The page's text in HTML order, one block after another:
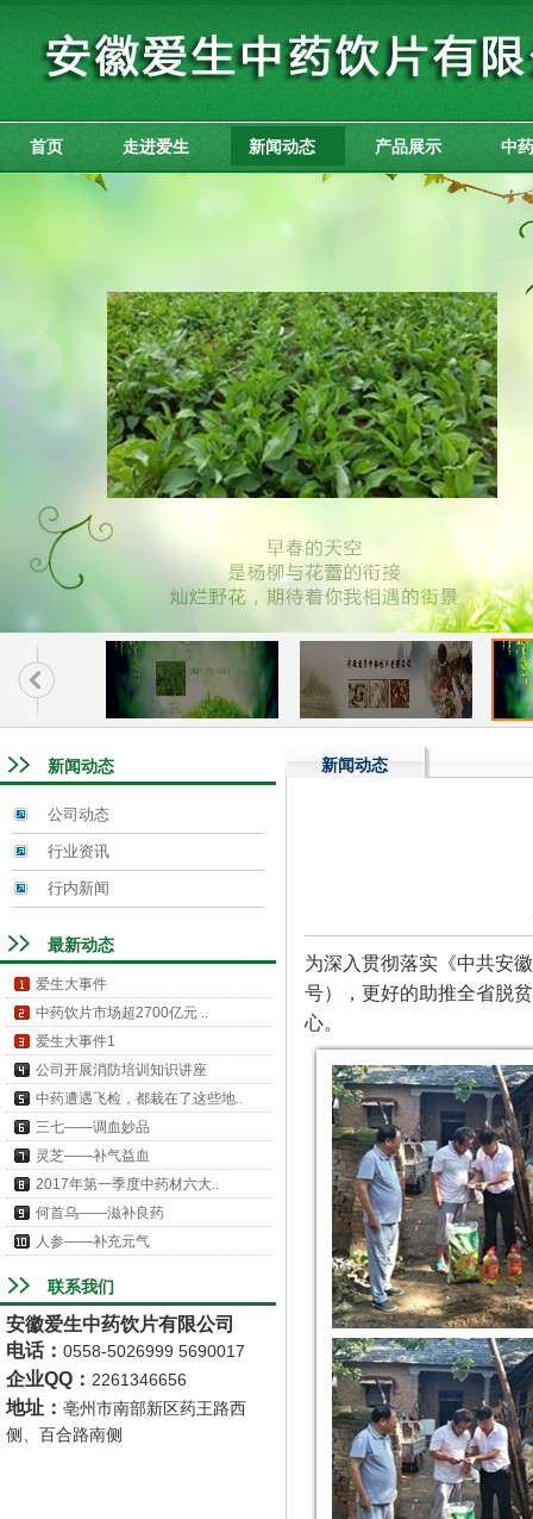
首页 走进爱生 新闻动态 产品展示 中
新闻动态
公司动态
行业资讯
行内新闻
最新动态
爱生大事件
中药饮片市场超2700亿元 ..
爱生大事件1
公司开展消防培训知识讲座
中药遭遇飞检，都栽在了这些地..
三七——调血妙品
灵芝——补气益血
2017年第一季度中药材六大..
何首乌——滋补良药
人参——补充元气
联系我们
安徽爱生中药饮片有限公司
电话： 0558-5026999 5690017
企业QQ： 2261346656
地址 ： 亳州市南部新区药王路西
侧、百合路南侧
新闻动态
为深入贯彻落实《中共安
号），更好的助推全省脱
心。